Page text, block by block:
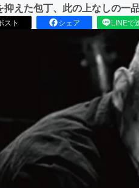
抑えた包丁、此の上なしの一
スト シェア LINEで